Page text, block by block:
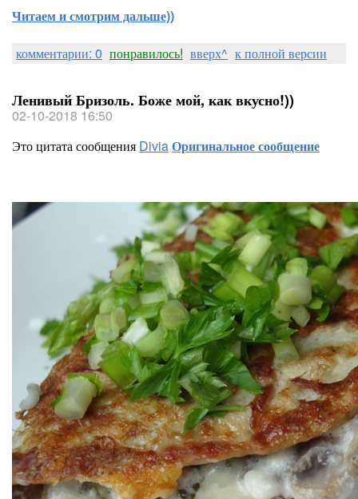
Читаем и смотрим дальше))
комментарии: 0 понравилось! вверх^ к полной версии
Ленивый Бризоль. Боже мой, как вкусно!))
02-10-2018 16:50
Это цитата сообщения DiviaОригинальное сообщение